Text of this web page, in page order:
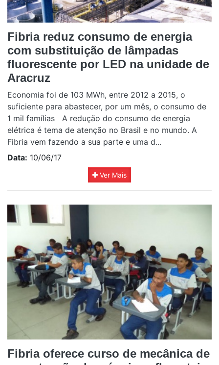
Fibria reduz consumo de energia
com substituição de lâmpadas
fluorescente por LED na unidade de
Aracruz
Economia foi de 103 MWh, entre 2012 a 2015, o
suficiente para abastecer, por um mês, o consumo de
1 mil famílias A redução do consumo de energia
elétrica é tema de atenção no Brasil e no mundo. A
Fibria vem fazendo a sua parte e uma d...
Data: 10/06/17
Ver Mais
Fibria oferece curso de mecânica de